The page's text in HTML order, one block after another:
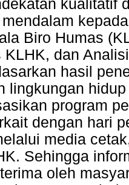
kualitatif
Biro Humas
KLHK, dan
hasil
lingkungan
program
dengan hari
media
Sehingga
oleh